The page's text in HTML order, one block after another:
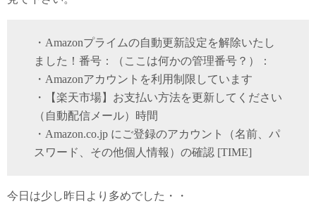
・Amazonプライムの自動更新設定を解除いたし
ました！番号：（ここは何かの管理番号？）：
・Amazonアカウントを利用制限しています
・【楽天市場】お支払い方法を更新してください
（自動配信メール）時間
・Amazon.co.jp にご登録のアカウント（名前、パ
スワード、その他個人情報）の確認 [TIME]
今日は少し昨日より多めでした・・